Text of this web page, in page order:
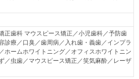
正歯科 マウスピース矯正／小児歯科／予防歯
診療／口臭／歯周病／入れ歯・義歯／インプラ
ホームホワイトニング／オフィスホワイトニン
／虫歯／マウスピース矯正／笑気麻酔／レーザ